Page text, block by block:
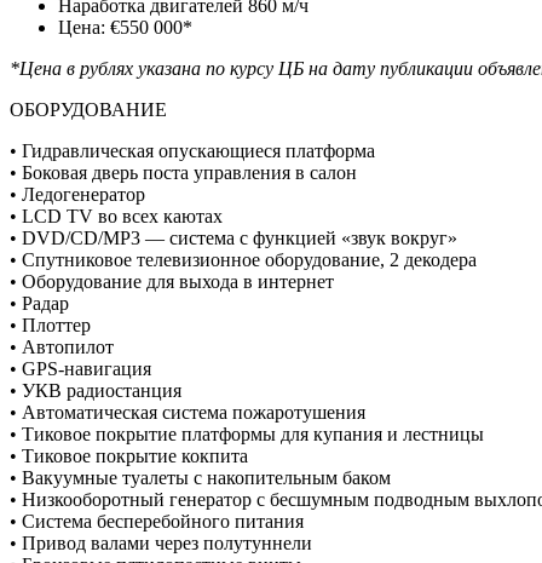
Наработка двигателей 860 м/ч
Цена: €550 000*
*Цена в рублях указана по курсу ЦБ на дату публикации
ОБОРУДОВАНИЕ
• Гидравлическая опускающиеся платформа
• Боковая дверь поста управления в салон
• Ледогенератор
• LCD TV во всех каютах
• DVD/СD/MP3 — система с функцией «звук вокруг»
• Спутниковое телевизионное оборудование, 2 декодера
• Оборудование для выхода в интернет
• Радар
• Плоттер
• Автопилот
• GPS-навигация
• УКВ радиостанция
• Автоматическая система пожаротушения
• Тиковое покрытие платформы для купания и лестницы
• Тиковое покрытие кокпита
• Вакуумные туалеты с накопительным баком
• Низкооборотный генератор с бесшумным подводным
• Система бесперебойного питания
• Привод валами через полутуннели